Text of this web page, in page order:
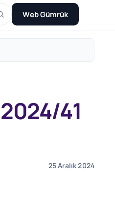
Web Gümrük
41
25 Aralık 2024